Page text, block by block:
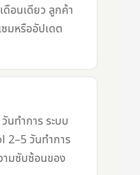
ดือนเดียว ลูกค้า
มหรืออัปเดต
นทำการ ระบบ
2–5 วันทำการ
มซับซ้อนของ